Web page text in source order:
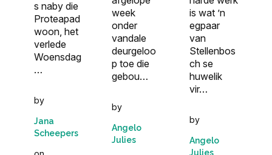
s naby die
Proteapad
woon, het
verlede
Woensdag
…
by
Jana
Scheepers
week
onder
vandale
deurgeloo
p toe die
gebou…
by
Angelo
Julies
is wat ’n
egpaar
van
Stellenbos
ch se
huwelik
vir…
by
Angelo
Julies